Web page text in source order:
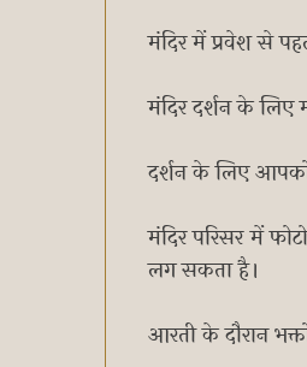
मंदिर में प्रवेश से
मंदिर दर्शन के लिए
दर्शन के लिए
मंदिर परिसर में
लग सकता है।
आरती के दौरान